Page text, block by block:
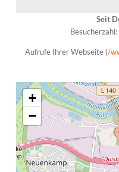
Seit
Aufrufe Ihrer Webseite (/
+
−